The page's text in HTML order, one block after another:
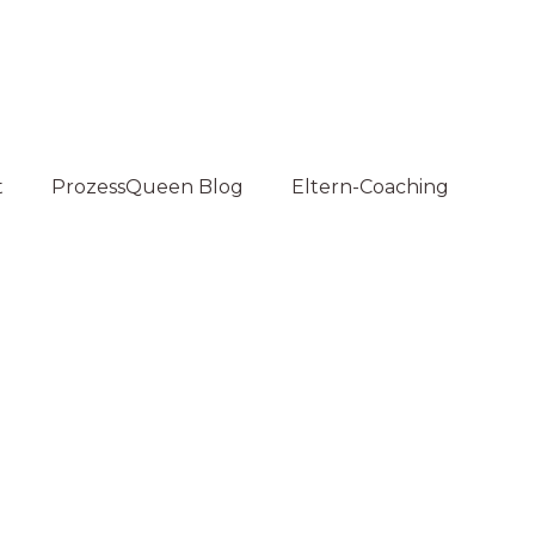
ProzessQueen Blog Eltern-Coaching